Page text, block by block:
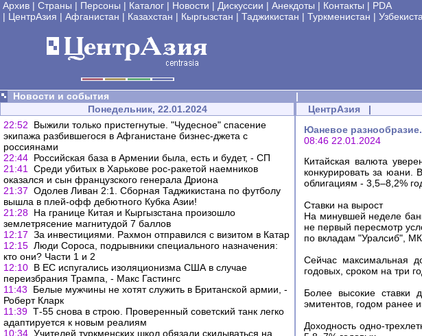
Архив | Страны | Персоны | Каталог | Новости | Дискуссии | Анекдоты | Контакты | PDA
| ЦентрАзия | Афганистан | Казахстан | Кыргызстан | Таджикистан | Туркменистан |
Новости и события
|
Понедельник, 22.01.2024
22:52
Выжили только пристегнутые. "Чудесное" спасение
экипажа разбившегося в Афганистане бизнес-джета с
россиянами
22:44 Российская база в Армении была, есть и будет, - СП
21:41
Среди убитых в Харькове рос-ракетой наемников
оказался и сын французского генерала Дриона
21:37 Одолев Ливан 2:1. Сборная Таджикистана по футболу
вышла в плей-офф дебютного Кубка Азии!
21:28 На границе Китая и Кыргызстана произошло
землетрясение магнитудой 7 баллов
12:17 За инвестициями. Рахмон отправился с визитом в Катар
12:15 Люди Сороса, подрывники специального назначения:
кто они? Части 1 и 2
12:10 В ЕС испугались изоляционизма США в случае
переизбрания Трампа, - Макс Гастингс
11:43
Белые мужчины не хотят служить в Британской армии, -
Роберт Кларк
11:39 Т-55 снова в строю. Проверенный советский танк легко
адаптируется к новым реалиям
10:34 Учителей туркменских школ обязали скидываться на
ЦентрАзия |
Юаневое
08:46 22.01.2024
Китайская валюта
конкурировать за юани.
облигациям - 3,5–8,2%
Ставки на вырост
На минувшей неделе
не первый пересмотр
по вкладам "Уралсиб",
Сейчас максимальная
годовых, сроком на три
Более высокие ставки
эмитентов, годом ранее
Доходность одно-